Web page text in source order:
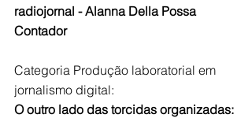
radiojornal - Alanna Della Possa
Contador
Categoria Produção laboratorial em
jornalismo digital:
O outro lado das torcidas organizadas: